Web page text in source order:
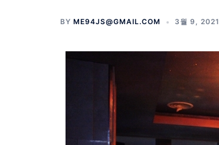
BY ME94JS@GMAIL.COM 3월 9, 2021